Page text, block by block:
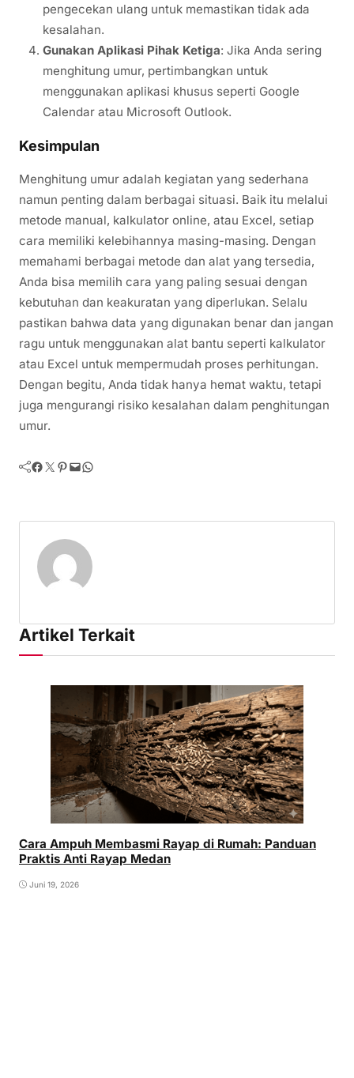
pengecekan ulang untuk memastikan tidak ada
kesalahan.
Gunakan Aplikasi Pihak Ketiga: Jika Anda sering
menghitung umur, pertimbangkan untuk
menggunakan aplikasi khusus seperti Google
Calendar atau Microsoft Outlook.
Kesimpulan
Menghitung umur adalah kegiatan yang sederhana
namun penting dalam berbagai situasi. Baik itu melalui
metode manual, kalkulator online, atau Excel, setiap
cara memiliki kelebihannya masing-masing. Dengan
memahami berbagai metode dan alat yang tersedia,
Anda bisa memilih cara yang paling sesuai dengan
kebutuhan dan keakuratan yang diperlukan. Selalu
pastikan bahwa data yang digunakan benar dan jangan
ragu untuk menggunakan alat bantu seperti kalkulator
atau Excel untuk mempermudah proses perhitungan.
Dengan begitu, Anda tidak hanya hemat waktu, tetapi
juga mengurangi risiko kesalahan dalam penghitungan
umur.
Facebook Twitter Pinterest Mail WhatsApp
Artikel Terkait
Cara Ampuh Membasmi Rayap di Rumah: Panduan
Praktis Anti Rayap Medan
Juni 19, 2026